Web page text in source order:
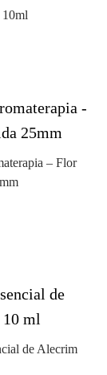
10ml
– Flor
de Alecrim